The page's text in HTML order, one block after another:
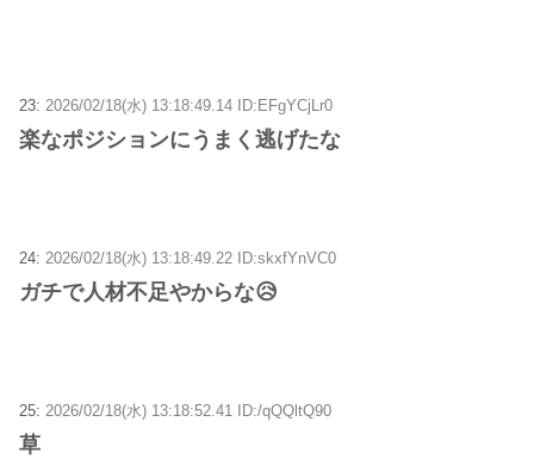
23: 2026/02/18(水) 13:18:49.14 ID:EFgYCjLr0
楽なポジションにうまく逃げたな
24: 2026/02/18(水) 13:18:49.22 ID:skxfYnVC0
ガチで人材不足やからな😥
25: 2026/02/18(水) 13:18:52.41 ID:/qQQltQ90
草